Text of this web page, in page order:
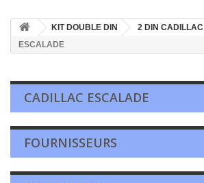
KIT DOUBLE DIN 2 DIN CADILLAC
ESCALADE
CADILLAC ESCALADE
FOURNISSEURS